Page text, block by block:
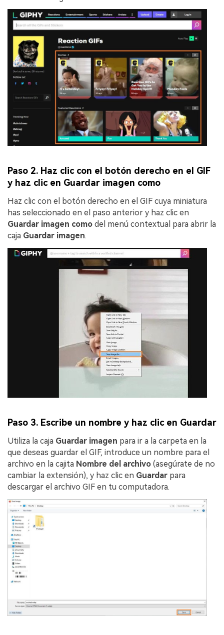
Paso 2. Haz clic con el botón derecho en el GIF
y haz clic en Guardar imagen como
Haz clic con el botón derecho en el GIF cuya miniatura
has seleccionado en el paso anterior y haz clic en
Guardar imagen como del menú contextual para abrir la
caja Guardar imagen.
Paso 3. Escribe un nombre y haz clic en Guardar
Utiliza la caja Guardar imagen para ir a la carpeta en la
que deseas guardar el GIF, introduce un nombre para el
archivo en la cajita Nombre del archivo (asegúrate de no
cambiar la extensión), y haz clic en Guardar para
descargar el archivo GIF en tu computadora.